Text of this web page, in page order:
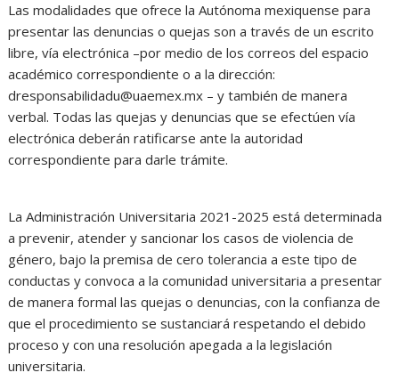
Las modalidades que ofrece la Autónoma mexiquense para
presentar las denuncias o quejas son a través de un escrito
libre, vía electrónica –por medio de los correos del espacio
académico correspondiente o a la dirección:
dresponsabilidadu@uaemex.mx – y también de manera
verbal. Todas las quejas y denuncias que se efectúen vía
electrónica deberán ratificarse ante la autoridad
correspondiente para darle trámite.
La Administración Universitaria 2021-2025 está determinada
a prevenir, atender y sancionar los casos de violencia de
género, bajo la premisa de cero tolerancia a este tipo de
conductas y convoca a la comunidad universitaria a presentar
de manera formal las quejas o denuncias, con la confianza de
que el procedimiento se sustanciará respetando el debido
proceso y con una resolución apegada a la legislación
universitaria.